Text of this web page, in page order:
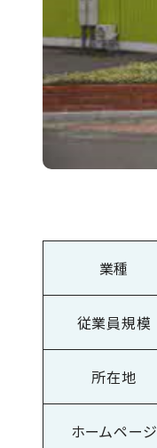
業種
従業員規模
所在地
ホームページ